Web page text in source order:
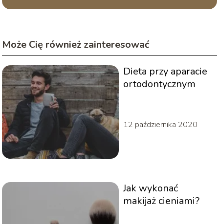
Może Cię również zainteresować
Dieta przy aparacie
ortodontycznym
12 października 2020
Jak wykonać
makijaż cieniami?